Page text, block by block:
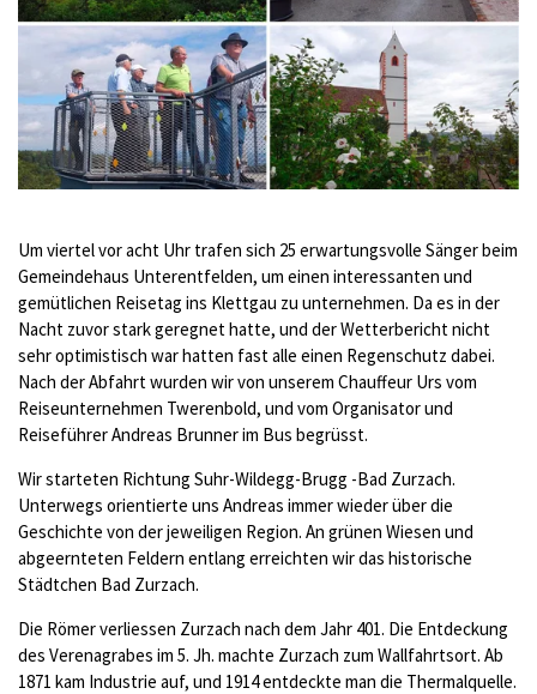
Um viertel vor acht Uhr trafen sich 25 erwartungsvolle Sänger beim
Gemeindehaus Unterentfelden, um einen interessanten und
gemütlichen Reisetag ins Klettgau zu unternehmen. Da es in der
Nacht zuvor stark geregnet hatte, und der Wetterbericht nicht
sehr optimistisch war hatten fast alle einen Regenschutz dabei.
Nach der Abfahrt wurden wir von unserem Chauffeur Urs vom
Reiseunternehmen Twerenbold, und vom Organisator und
Reiseführer Andreas Brunner im Bus begrüsst.
Wir starteten Richtung Suhr-Wildegg-Brugg -Bad Zurzach.
Unterwegs orientierte uns Andreas immer wieder über die
Geschichte von der jeweiligen Region. An grünen Wiesen und
abgeernteten Feldern entlang erreichten wir das historische
Städtchen Bad Zurzach.
Die Römer verliessen Zurzach nach dem Jahr 401. Die Entdeckung
des Verenagrabes im 5. Jh. machte Zurzach zum Wallfahrtsort. Ab
1871 kam Industrie auf, und 1914 entdeckte man die Thermalquelle.